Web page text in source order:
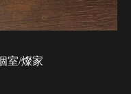
室/燦家